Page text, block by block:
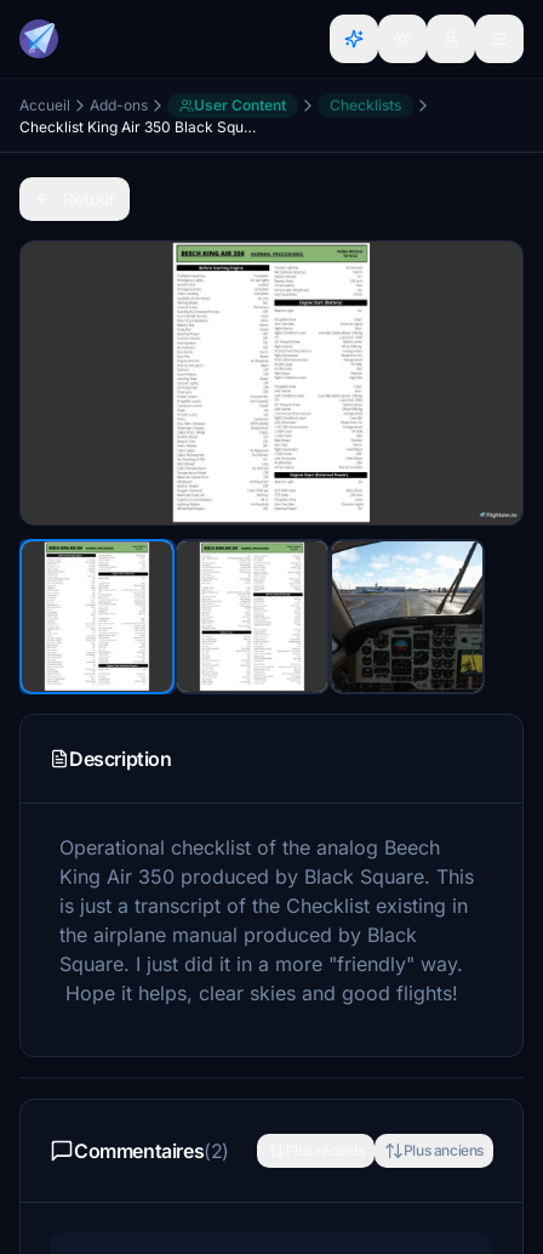
Accueil Add-ons User Content
Checklists
Checklist King Air 350 Black Square
Description
Operational checklist of the analog Beech
King Air 350 produced by Black Square. This
is just a transcript of the Checklist existing in
the airplane manual produced by Black
Square. I just did it in a more "friendly" way.
Hope it helps, clear skies and good flights!
Commentaires(2) Plus anciens